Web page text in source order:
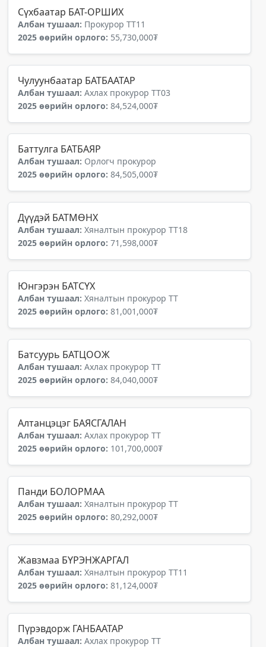
Сүхбаатар БАТ-ОРШИХ
Албан тушаал: Прокурор ТТ11
2025 өөрийн орлого: 55,730,000₮
Чулуунбаатар БАТБААТАР
Албан тушаал: Ахлах прокурор ТТ03
2025 өөрийн орлого: 84,524,000₮
Баттулга БАТБАЯР
Албан тушаал: Орлогч прокурор
2025 өөрийн орлого: 84,505,000₮
Дүүдэй БАТМӨНХ
Албан тушаал: Хяналтын прокурор ТТ18
2025 өөрийн орлого: 71,598,000₮
Юнгэрэн БАТСҮХ
Албан тушаал: Хяналтын прокурор ТТ
2025 өөрийн орлого: 81,001,000₮
Батсуурь БАТЦООЖ
Албан тушаал: Ахлах прокурор ТТ
2025 өөрийн орлого: 84,040,000₮
Алтанцэцэг БАЯСГАЛАН
Албан тушаал: Ахлах прокурор ТТ
2025 өөрийн орлого: 101,700,000₮
Панди БОЛОРМАА
Албан тушаал: Хяналтын прокурор ТТ
2025 өөрийн орлого: 80,292,000₮
Жавзмаа БҮРЭНЖАРГАЛ
Албан тушаал: Хяналтын прокурор ТТ11
2025 өөрийн орлого: 81,124,000₮
Пүрэвдорж ГАНБААТАР
Албан тушаал: Ахлах прокурор ТТ